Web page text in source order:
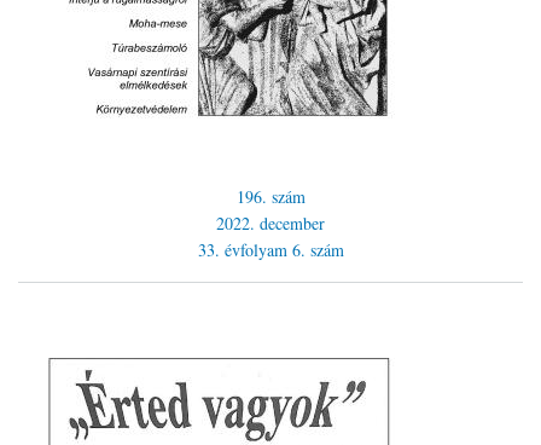
196. szám
2022. december
33. évfolyam 6. szám